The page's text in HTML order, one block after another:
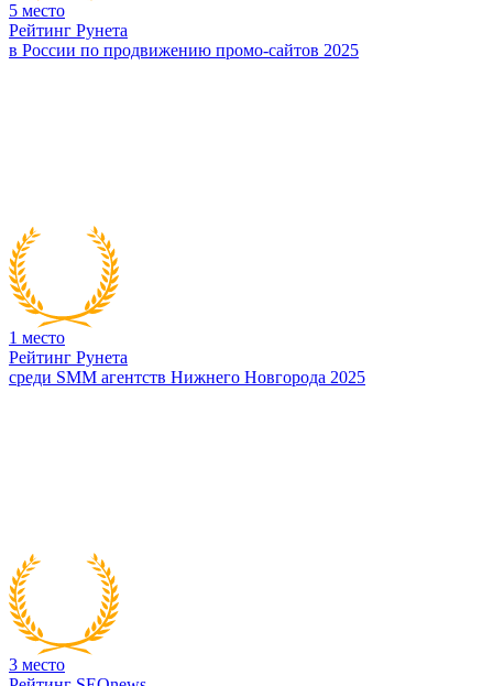
5 место
Рейтинг Рунета
в России по продвижению промо-сайтов 2025
1 место
Рейтинг Рунета
среди SMM агентств Нижнего Новгорода 2025
3 место